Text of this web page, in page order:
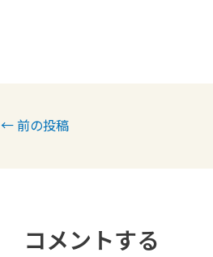
←前の投稿
コメントする